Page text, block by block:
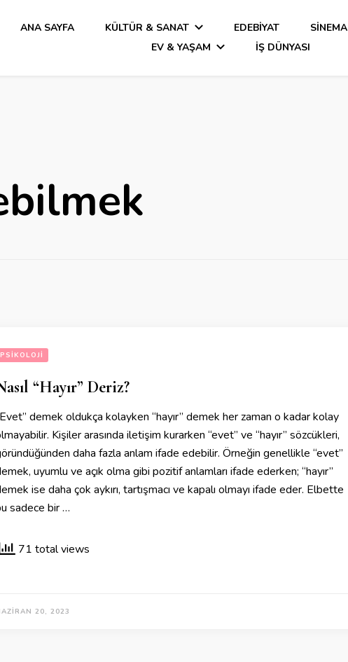
ANA SAYFA KÜLTÜR & SANAT EDEBIYAT SINEMA
EV & YAŞAM
İŞ DÜNYASI
PSIKOLOJI
“Hayır” Deriz?
demek oldukça kolayken “hayır” demek her zaman o kadar kolay
Kişiler arasında iletişim kurarken “evet” ve “hayır” sözcükleri,
daha fazla anlam ifade edebilir. Örneğin genellikle “evet”
uyumlu ve açık olma gibi pozitif anlamları ifade ederken; “hayır”
ise daha çok aykırı, tartışmacı ve kapalı olmayı ifade eder. Elbette
sadece bir …
71 total views
20, 2023